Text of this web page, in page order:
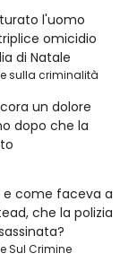
l'uomo
omicidio
di Natale
sulla criminalità
un dolore
dopo che la
e come faceva a
che la polizia
Sul Crimine